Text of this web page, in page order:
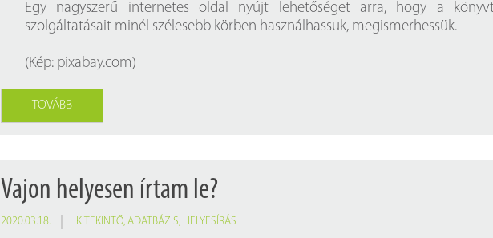
Egy nagyszerű internetes oldal nyújt lehetőséget arra, hogy a
szolgáltatásait minél szélesebb körben használhassuk, megismerhessük.
(Kép: pixabay.com)
TOVÁBB
Vajon helyesen írtam le?
2020.03.18. KITEKINTŐ,ADATBÁZIS, HELYESÍRÁS